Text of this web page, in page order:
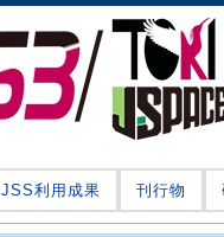
JSS利用成果 刊行物